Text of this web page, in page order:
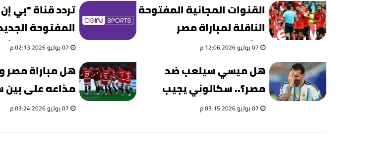
القنوات المجانية المفتوحة
الناقلة لمباراة مصر
والأرجنتين
07 يوليو 2026 12:06 م
تردد قناة "بي
المفتوحة
مباراة مصر
هل ميسي سيلعب ضد
مصر؟.. سكالوني يجيب
07 يوليو 2026 03:15 م
هل مباراة مصر
مذاعه على بين
المفتوحة؟